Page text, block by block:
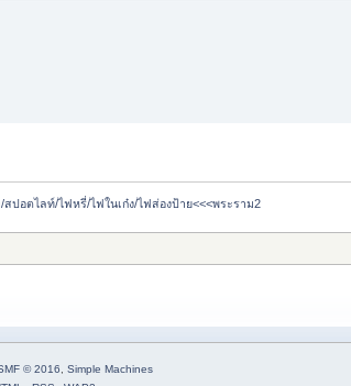
ปอตไลท์/ไฟหรี่/ไฟในเก๋ง/ไฟส่องป้าย<<<พระราม2
© 2016, Simple Machines